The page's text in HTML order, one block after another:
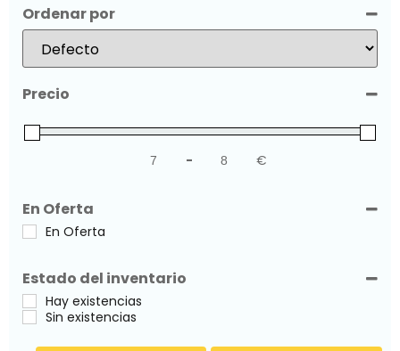
Ordenar por
Sort Products
Precio
Minimum Price
- Maximum Price
€
En Oferta
En Oferta
Estado del inventario
Hay existencias
Sin existencias